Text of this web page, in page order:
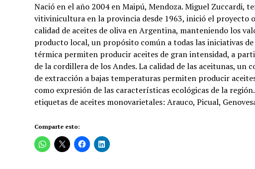
Nació en el año 2004 en Maipú, Mendoza. Miguel Zuccardi,
vitivinicultura en la provincia desde 1963, inició el proyecto
calidad de aceites de oliva en Argentina, manteniendo los
producto local, un propósito común a todas las iniciativas
térmica permiten producir aceites de gran intensidad, a
de la cordillera de los Andes. La calidad de las aceitunas,
de extracción a bajas temperaturas permiten producir
como expresión de las características ecológicas de la
etiquetas de aceites monovarietales: Arauco, Picual,
Comparte esto: